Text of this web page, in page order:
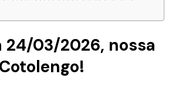
03/2026, nossa